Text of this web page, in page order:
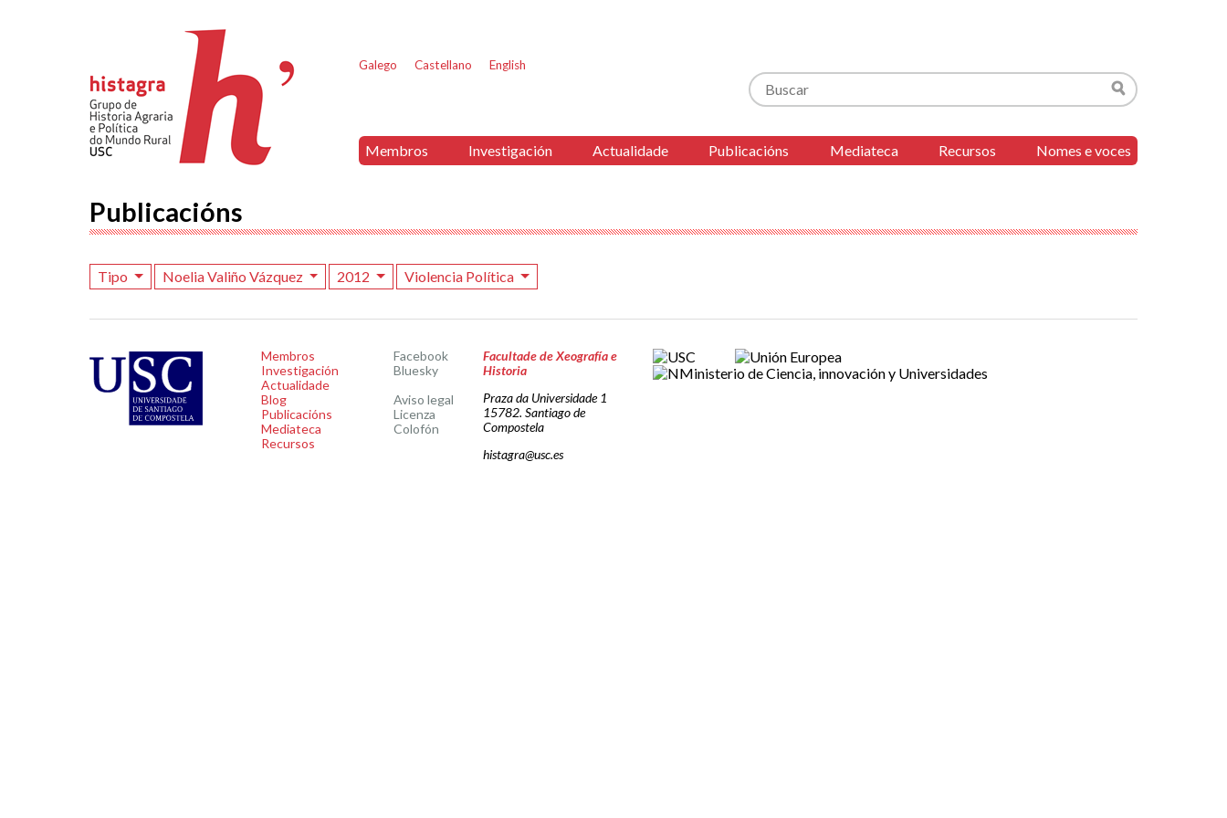
Galego Castellano English
Buscar
Buscar
Membros Investigación Actualidade Publicacións Mediateca Recursos Nomes e voces
Publicacións
Tipo Noelia Valiño Vázquez 2012 Violencia Política
Membros
Investigación
Actualidade
Blog
Publicacións
Mediateca
Recursos
Facebook
Bluesky
Aviso legal
Licenza
Colofón
Facultade de Xeografía e
Historia
Praza da Universidade 1
15782. Santiago de
Compostela
histagra@usc.es